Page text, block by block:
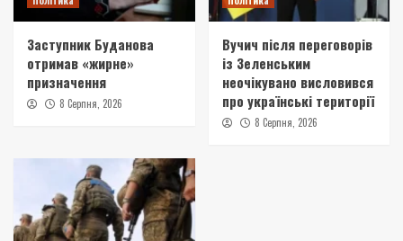
Заступник Буданова
отримав «жирне»
призначення
8 Серпня, 2026
Вучич після переговорів
із Зеленським
неочікувано висловився
про українські території
8 Серпня, 2026